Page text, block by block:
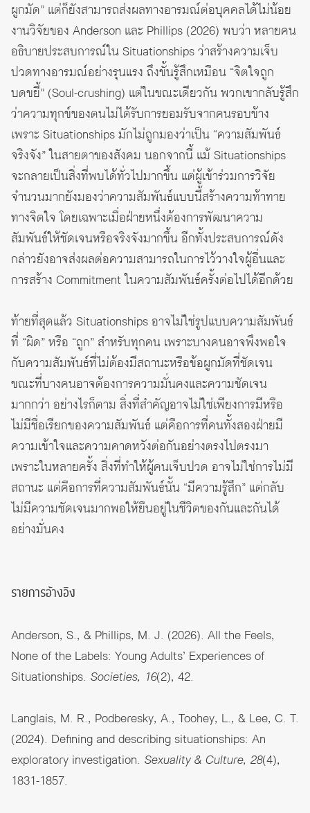
ผูกมัด” แต่ก็ยังสามารถส่งผลทางอารมณ์ต่อบุคคลได้ไม่น้อย
งานวิจัยของ Anderson และ Phillips (2026) พบว่า หลายคน
อธิบายประสบการณ์ใน Situationships ว่าสร้างความเจ็บ
ปวดทางอารมณ์อย่างรุนแรง ถึงขั้นรู้สึกเหมือน “จิตใจถูก
บดขยี้” (Soul-crushing) แต่ในขณะเดียวกัน พวกเขากลับรู้สึก
ว่าความทุกข์ของตนไม่ได้รับการยอมรับจากคนรอบข้าง
เพราะ Situationships มักไม่ถูกมองว่าเป็น “ความสัมพันธ์
จริงจัง” ในสายตาของสังคม นอกจากนี้ แม้ Situationships
จะกลายเป็นสิ่งที่พบได้ทั่วไปมากขึ้น แต่ผู้เข้าร่วมการวิจัย
จำนวนมากยังมองว่าความสัมพันธ์แบบนี้สร้างความท้าทาย
ทางจิตใจ โดยเฉพาะเมื่อฝ่ายหนึ่งต้องการพัฒนาความ
สัมพันธ์ให้ชัดเจนหรือจริงจังมากขึ้น อีกทั้งประสบการณ์ดัง
กล่าวยังอาจส่งผลต่อความสามารถในการไว้วางใจผู้อื่นและ
การสร้าง Commitment ในความสัมพันธ์ครั้งต่อไปได้อีกด้วย
ท้ายที่สุดแล้ว Situationships อาจไม่ใช่รูปแบบความสัมพันธ์
ที่ “ผิด” หรือ “ถูก” สำหรับทุกคน เพราะบางคนอาจพึงพอใจ
กับความสัมพันธ์ที่ไม่ต้องมีสถานะหรือข้อผูกมัดที่ชัดเจน
ขณะที่บางคนอาจต้องการความมั่นคงและความชัดเจน
มากกว่า อย่างไรก็ตาม สิ่งที่สำคัญอาจไม่ใช่เพียงการมีหรือ
ไม่มีชื่อเรียกของความสัมพันธ์ แต่คือการที่คนทั้งสองฝ่ายมี
ความเข้าใจและความคาดหวังต่อกันอย่างตรงไปตรงมา
เพราะในหลายครั้ง สิ่งที่ทำให้ผู้คนเจ็บปวด อาจไม่ใช่การไม่มี
สถานะ แต่คือการที่ความสัมพันธ์นั้น “มีความรู้สึก” แต่กลับ
ไม่มีความชัดเจนมากพอให้ยืนอยู่ในชีวิตของกันและกันได้
อย่างมั่นคง
รายการอ้างอิง
Anderson, S., & Phillips, M. J. (2026). All the Feels,
None of the Labels: Young Adults’ Experiences of
Situationships. Societies, 16(2), 42.
Langlais, M. R., Podberesky, A., Toohey, L., & Lee, C. T.
(2024). Defining and describing situationships: An
exploratory investigation. Sexuality & Culture, 28(4),
1831-1857.